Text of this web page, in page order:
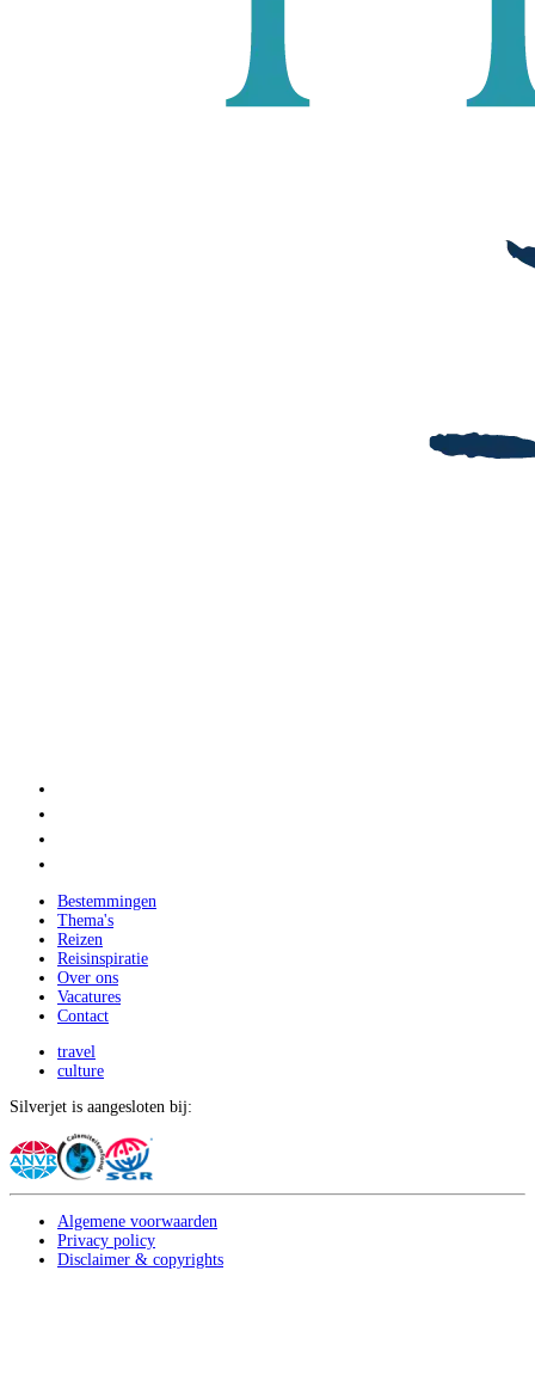
Bestemmingen
Thema's
Reizen
Reisinspiratie
Over ons
Vacatures
Contact
travel
culture
Silverjet is aangesloten bij:
Algemene voorwaarden
Privacy policy
Disclaimer & copyrights